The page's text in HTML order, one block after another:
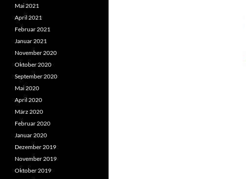
Mai 2021
April 2021
Februar 2021
Januar 2021
November 2020
Oktober 2020
September 2020
Mai 2020
April 2020
März 2020
Februar 2020
Januar 2020
Dezember 2019
November 2019
Oktober 2019